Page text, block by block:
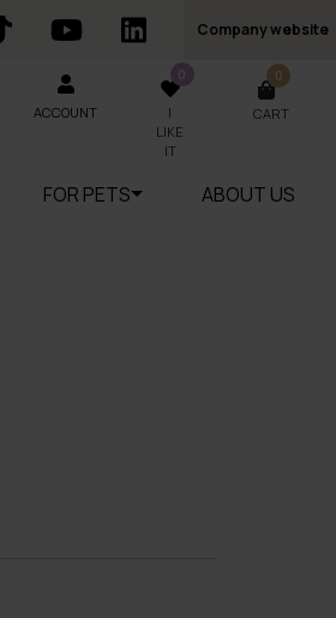
Company website
ACCOUNT
0
I
LIKE
IT
0
CART
FOR PETS ABOUT US